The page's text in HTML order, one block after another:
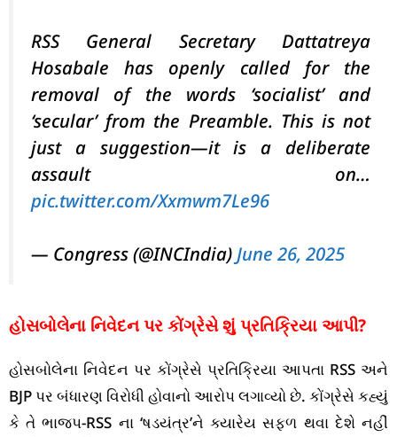
RSS General Secretary Dattatreya
Hosabale has openly called for the
removal of the words ‘socialist’ and
‘secular’ from the Preamble. This is not
just a suggestion—it is a deliberate
assault on…
pic.twitter.com/Xxmwm7Le96
— Congress (@INCIndia) June 26, 2025
હોસબોલેના નિવેદન પર કોંગ્રેસે શું પ્રતિક્રિયા આપી?
હોસબોલેના નિવેદન પર કોંગ્રેસે પ્રતિક્રિયા આપતા RSS અને
BJP પર બંધારણ વિરોધી હોવાનો આરોપ લગાવ્યો છે. કોંગ્રેસે કહ્યું
કે તે ભાજપ-RSS ના ‘ષડયંત્ર’ને ક્યારેય સફળ થવા દેશે નહીં